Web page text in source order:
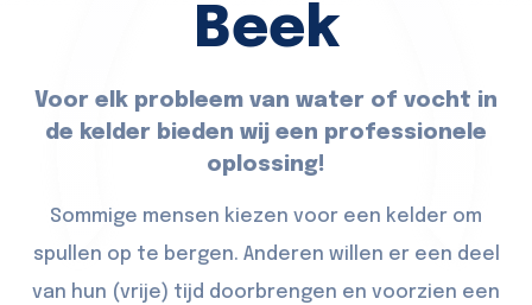
Beek
Voor elk probleem van water of vocht in
de kelder bieden wij een professionele
oplossing!
Sommige mensen kiezen voor een kelder om
spullen op te bergen. Anderen willen er een deel
van hun (vrije) tijd doorbrengen en voorzien een